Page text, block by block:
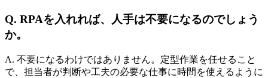
Q. RPAを入れれば、人手は不要になるのでしょう
か。
A. 不要になるわけではありません。定型作業を任せること
で、担当者が判断や工夫の必要な仕事に時間を使えるように